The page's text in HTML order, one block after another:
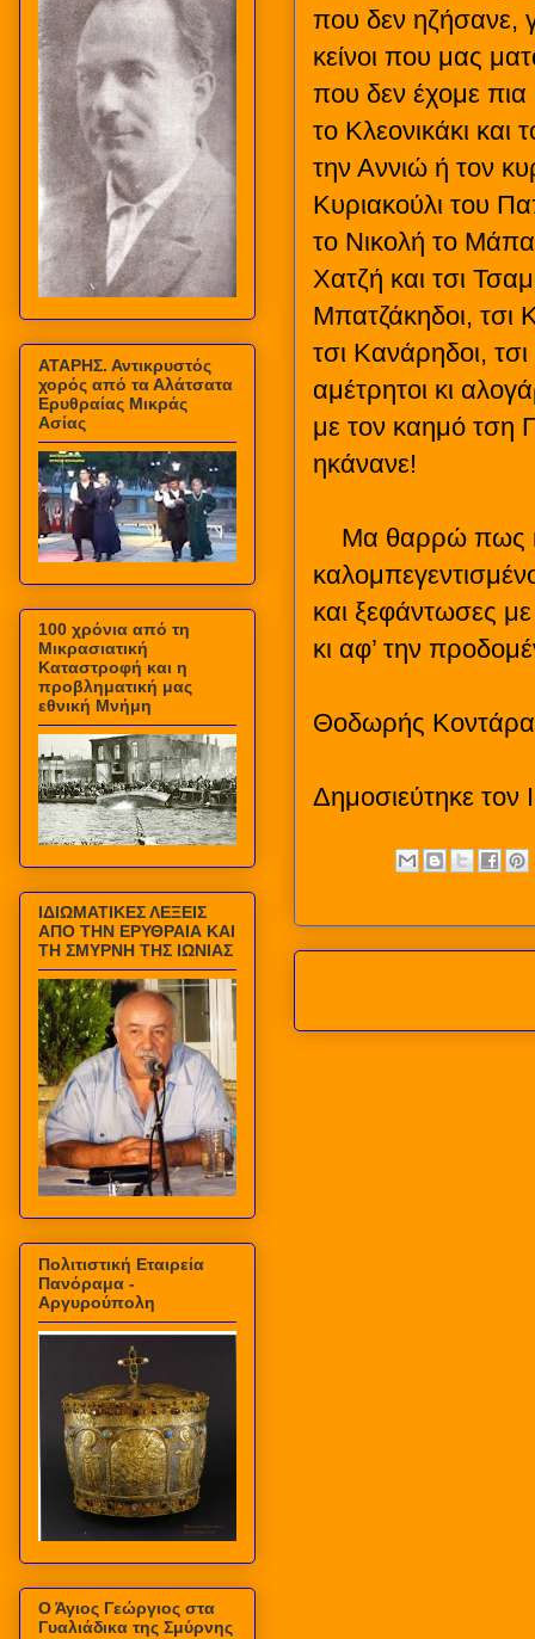
που δεν ηζήσανε,
κείνοι που μας
που δεν έχομε
το Κλεονικάκι και
την Αννιώ ή τον
Κυριακούλι του
το Νικολή το
Χατζή και τσι
Μπατζάκηδοι, τσι
τσι Κανάρηδοι, τσι
αμέτρητοι κι
με τον καημό τση
ηκάνανε!
Μα θαρρώ πως
και ξεφάντωσες
κι αφ’ την
Θοδωρής
Δημοσιεύτηκε τον
ΑΤΑΡΗΣ. Αντικρυστός
χορός από τα Αλάτσατα
Ερυθραίας Μικράς
Ασίας
100 χρόνια από τη
Μικρασιατική
Καταστροφή και η
προβληματική μας
εθνική Μνήμη
ΙΔΙΩΜΑΤΙΚΕΣ ΛΕΞΕΙΣ
ΑΠΟ ΤΗΝ ΕΡΥΘΡΑΙΑ ΚΑΙ
ΤΗ ΣΜΥΡΝΗ ΤΗΣ ΙΩΝΙΑΣ
Πολιτιστική Εταιρεία
Πανόραμα -
Αργυρούπολη
Ο Άγιος Γεώργιος στα
Γυαλιάδικα της Σμύρνης